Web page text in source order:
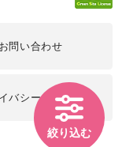
絞り込む
お問い合わせ
バシーポリシー